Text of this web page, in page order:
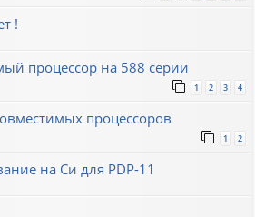
!
процессор на 588 серии
1 2 3 4
процессоров
1 2
на Си для PDP-11